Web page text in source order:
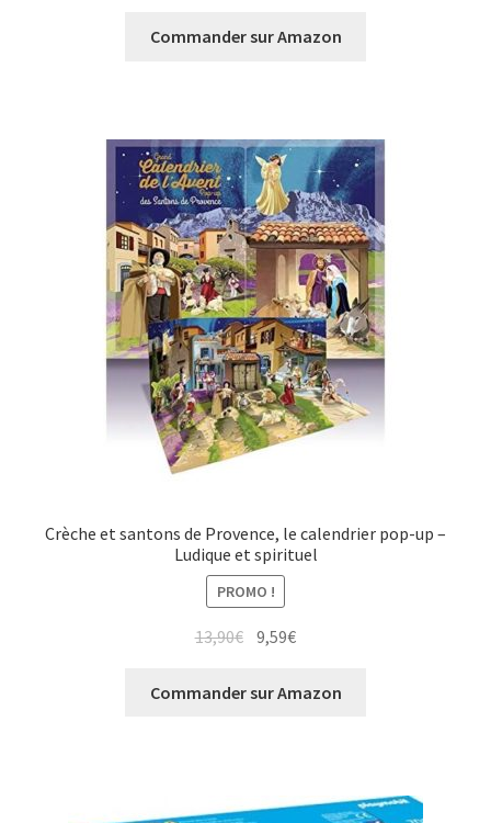
Commander sur Amazon
Crèche et santons de Provence, le calendrier pop-up –
Ludique et spirituel
PROMO !
13,90€ 9,59€
Commander sur Amazon